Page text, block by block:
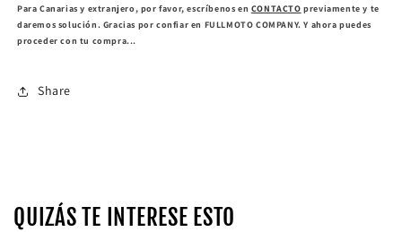
Para Canarias y extranjero, por favor, escríbenos en CONTACTO previamente y te
daremos solución. Gracias por confiar en FULLMOTO COMPANY. Y ahora puedes
proceder con tu compra...
Share
QUIZÁS TE INTERESE ESTO